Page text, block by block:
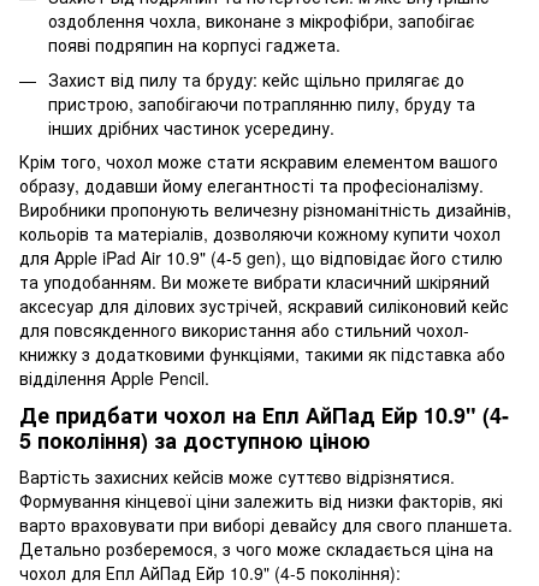
оздоблення чохла, виконане з мікрофібри, запобігає
появі подряпин на корпусі гаджета.
Захист від пилу та бруду: кейс щільно прилягає до
пристрою, запобігаючи потраплянню пилу, бруду та
інших дрібних частинок усередину.
Крім того, чохол може стати яскравим елементом вашого
образу, додавши йому елегантності та професіоналізму.
Виробники пропонують величезну різноманітність дизайнів,
кольорів та матеріалів, дозволяючи кожному купити чохол
для Apple iPad Air 10.9" (4-5 gen), що відповідає його стилю
та уподобанням. Ви можете вибрати класичний шкіряний
аксесуар для ділових зустрічей, яскравий силіконовий кейс
для повсякденного використання або стильний чохол-
книжку з додатковими функціями, такими як підставка або
відділення Apple Pencil.
Де придбати чохол на Епл АйПад Ейр 10.9" (4-
5 покоління) за доступною ціною
Вартість захисних кейсів може суттєво відрізнятися.
Формування кінцевої ціни залежить від низки факторів, які
варто враховувати при виборі девайсу для свого планшета.
Детально розберемося, з чого може складається ціна на
чохол для Епл АйПад Ейр 10.9" (4-5 покоління):